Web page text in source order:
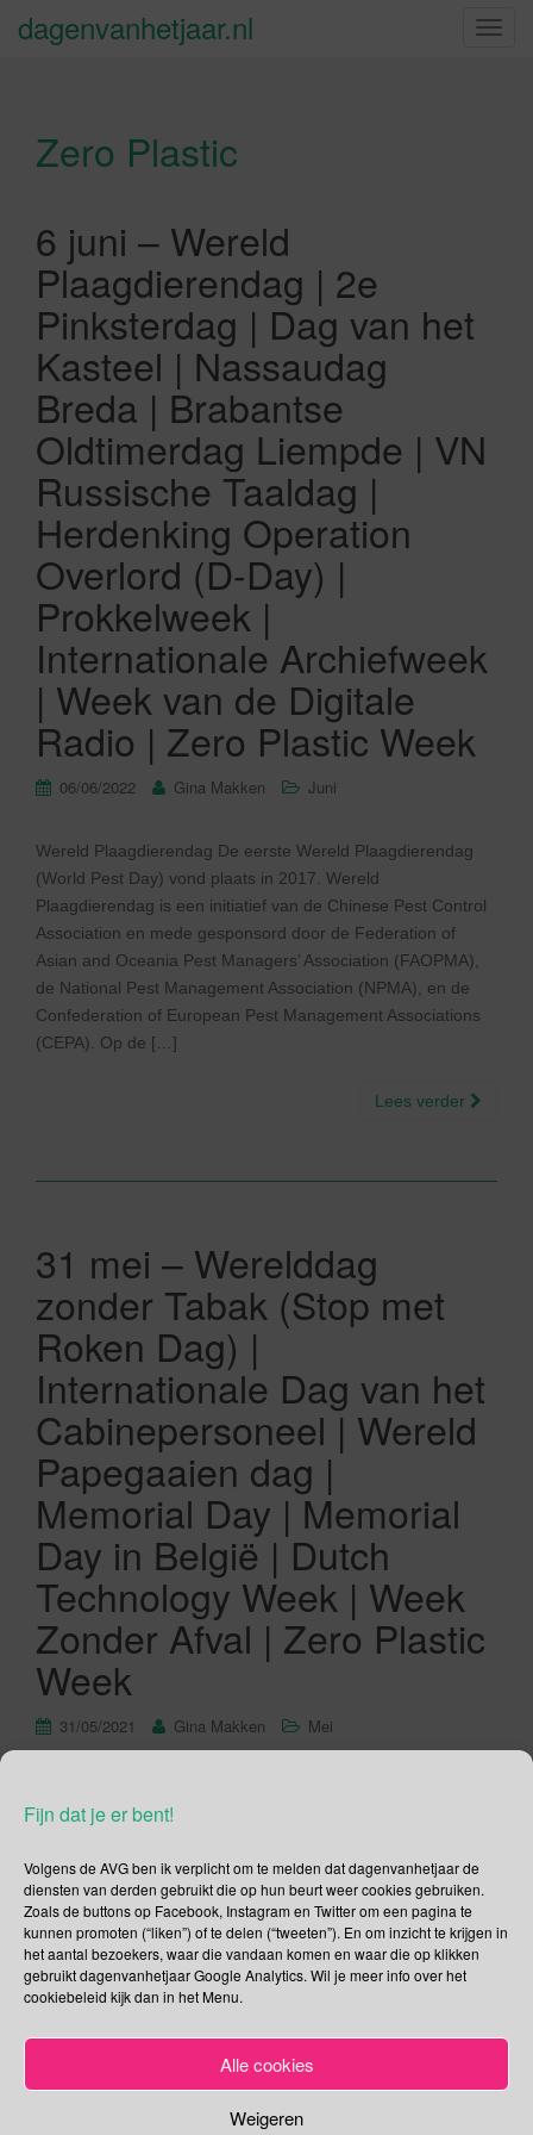
Fijn dat je er bent!
Volgens de AVG ben ik verplicht om te melden dat dagenvanhetjaar de
diensten van derden gebruikt die op hun beurt weer cookies gebruiken.
Zoals de buttons op Facebook, Instagram en Twitter om een pagina te
kunnen promoten (“liken”) of te delen (“tweeten”). En om inzicht te krijgen in
het aantal bezoekers, waar die vandaan komen en waar die op klikken
gebruikt dagenvanhetjaar Google Analytics. Wil je meer info over het
cookiebeleid kijk dan in het Menu.
Alle cookies
Weigeren
S
dagenvanhetjaar.nl
Zero Plastic
6 juni – Wereld
Plaagdierendag | 2e
Pinksterdag | Dag van het
Kasteel | Nassaudag
Breda | Brabantse
Oldtimerdag Liempde | VN
Russische Taaldag |
Herdenking Operation
Overlord (D-Day) |
Prokkelweek |
Internationale Archiefweek
| Week van de Digitale
Radio | Zero Plastic Week
06/06/2022 Gina Makken Juni
Wereld Plaagdierendag De eerste Wereld Plaagdierendag
(World Pest Day) vond plaats in 2017. Wereld
Plaagdierendag is een initiatief van de Chinese Pest Control
Association en mede gesponsord door de Federation of
Asian and Oceania Pest Managers’ Association (FAOPMA),
de National Pest Management Association (NPMA), en de
Confederation of European Pest Management Associations
(CEPA). Op de […]
Lees verder
31 mei – Werelddag
zonder Tabak (Stop met
Roken Dag) |
Internationale Dag van het
Cabinepersoneel | Wereld
Papegaaien dag |
Memorial Day | Memorial
Day in België | Dutch
Technology Week | Week
Zonder Afval | Zero Plastic
Week
31/05/2021 Gina Makken Mei
Werelddag zonder Tabak informeert ons over de gevaren
tabaksfabrikanten. Tevens laat de WHO ons zien wat zij doet
om de tabaksepidemie te bestrijden en wat mensen zelf
kunnen doen om gezonder te leven. De lidstaten van de […]
Lees verder